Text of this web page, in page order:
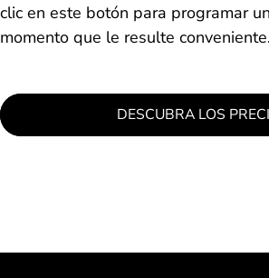
clic en este botón para programar
momento que le resulte conveniente.
DESCUBRA LOS